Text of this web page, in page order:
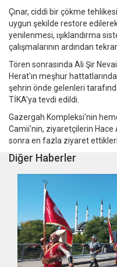
Çınar, ciddi bir çökme
uygun şekilde restore
yenilenmesi, ışıklandırma
çalışmalarının ardından
Tören sonrasında Ali Şir
Herat'ın meşhur
şehrin önde gelenleri
TİKA'ya tevdi edildi.
Gazergah Kompleksi'nin
Camii'nin, ziyaretçilerin Hace
sonra en fazla ziyaret
Diğer Haberler